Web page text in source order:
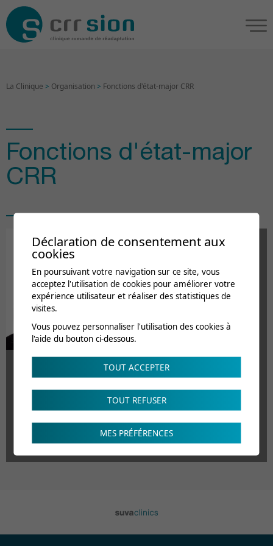
La Clinique > Organisation> Fonctions d'état-major CRR
Fonctions d'état-major
CRR
Céline Heimo
Responsable marketing et communication CRR
Responsable adjointe marketing et communication
des cliniques Suva
Déclaration de consentement aux
cookies
En poursuivant votre navigation sur ce site, vous
acceptez l'utilisation de cookies pour améliorer votre
expérience utilisateur et réaliser des statistiques de
visites.
Vous pouvez personnaliser l'utilisation des cookies à
l'aide du bouton ci-dessous.
TOUT ACCEPTER
TOUT REFUSER
MES PRÉFÉRENCES